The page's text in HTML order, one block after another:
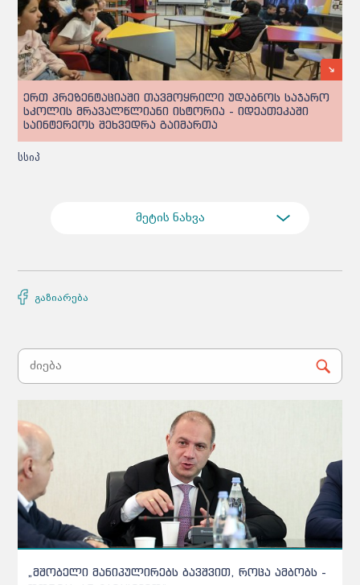
ერთ პრეზენტაციაში თავმოყრილი უდაბნოს საჯარო
სკოლის მრავალწლიანი ისტორია - იდეათეკაში
საინტერეოს შეხვედრა გაიმართა
სსიპ
მეტის ნახვა
გაზიარება
მანიპულირებს ბავშვით, როცა ამბობს -
რატომ